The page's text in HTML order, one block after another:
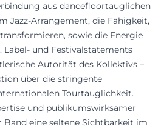
aus dancefloortauglichen
Jazz-Arrangement, die Fähigkeit,
sowie die Energie
Label- und Festivalstatements
Autorität des Kollektivs –
über die stringente
Tourtauglichkeit.
und publikumswirksamer
eine seltene Sichtbarkeit im